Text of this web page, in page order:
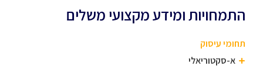
התמחויות ומידע מקצועי משלים
תחומי עיסוק
א-סקטוריאלי